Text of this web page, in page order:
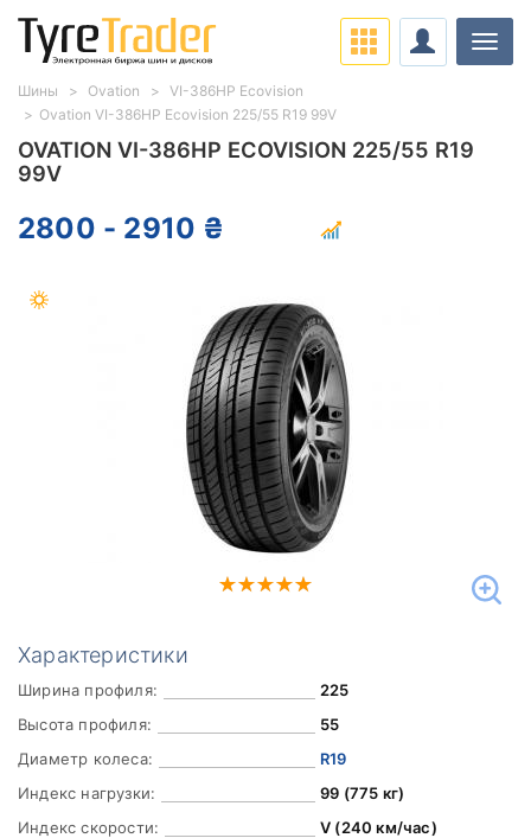
OVATION VI-386HP ECOVISION 225/55 R19
99V
2800 - 2910 ₴
Характеристики
Ширина профиля:
225
Высота профиля:
55
Диаметр колеса:
R19
Индекс нагрузки:
99 (775 кг)
Индекс скорости:
V (240 км/час)
Шины Ovation
VI-386HP Ecovision
Ovation VI-386HP Ecovision 225/55 R19 99V